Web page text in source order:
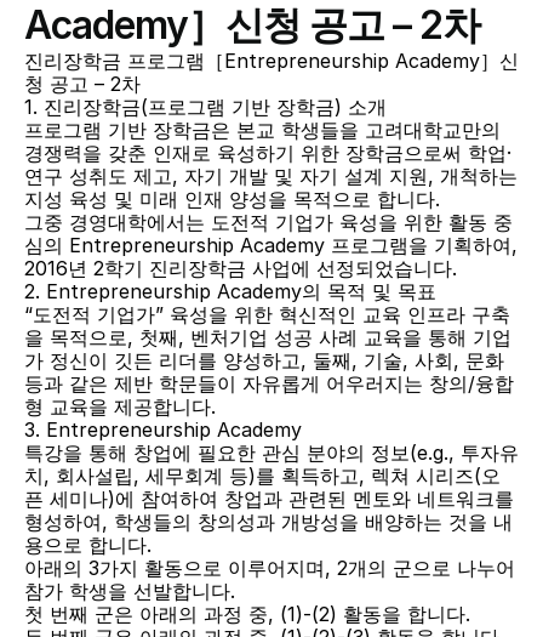
Academy］신청 공고 – 2차
진리장학금 프로그램［Entrepreneurship Academy］신
청 공고 – 2차
1. 진리장학금(프로그램 기반 장학금) 소개
프로그램 기반 장학금은 본교 학생들을 고려대학교만의
경쟁력을 갖춘 인재로 육성하기 위한 장학금으로써 학업·
연구 성취도 제고, 자기 개발 및 자기 설계 지원, 개척하는
지성 육성 및 미래 인재 양성을 목적으로 합니다.
그중 경영대학에서는 도전적 기업가 육성을 위한 활동 중
심의 Entrepreneurship Academy 프로그램을 기획하여,
2016년 2학기 진리장학금 사업에 선정되었습니다.
2. Entrepreneurship Academy의 목적 및 목표
“도전적 기업가” 육성을 위한 혁신적인 교육 인프라 구축
을 목적으로, 첫째, 벤처기업 성공 사례 교육을 통해 기업
가 정신이 깃든 리더를 양성하고, 둘째, 기술, 사회, 문화
등과 같은 제반 학문들이 자유롭게 어우러지는 창의/융합
형 교육을 제공합니다.
3. Entrepreneurship Academy
특강을 통해 창업에 필요한 관심 분야의 정보(e.g., 투자유
치, 회사설립, 세무회계 등)를 획득하고, 렉쳐 시리즈(오
픈 세미나)에 참여하여 창업과 관련된 멘토와 네트워크를
형성하여, 학생들의 창의성과 개방성을 배양하는 것을 내
용으로 합니다.
아래의 3가지 활동으로 이루어지며, 2개의 군으로 나누어
참가 학생을 선발합니다.
첫 번째 군은 아래의 과정 중, (1)-(2) 활동을 합니다.